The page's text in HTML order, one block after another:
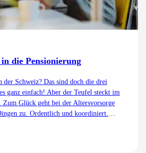
die Pensionierung
der Schweiz? Das sind doch die drei
ganz einfach! Aber der Teufel steckt im
Zum Glück geht bei der Altersvorsorge
zu. Ordentlich und koordiniert.